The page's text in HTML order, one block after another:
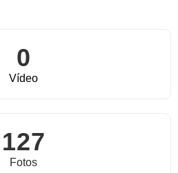
0
Vídeo
127
Fotos